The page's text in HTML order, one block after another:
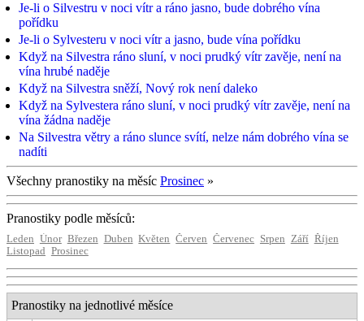
Je-li o Silvestru v noci vítr a ráno jasno, bude dobrého vína
pořídku
Je-li o Sylvesteru v noci vítr a jasno, bude vína pořídku
Když na Silvestra ráno sluní, v noci prudký vítr zavěje, není na
vína hrubé naděje
Když na Silvestra sněží, Nový rok není daleko
Když na Sylvestera ráno sluní, v noci prudký vítr zavěje, není na
vína žádna naděje
Na Silvestra větry a ráno slunce svítí, nelze nám dobrého vína se
nadíti
Všechny pranostiky na měsíc Prosinec »
Pranostiky podle měsíců:
Leden Únor Březen Duben Květen Červen Červenec Srpen Září Říjen
Listopad Prosinec
Pranostiky na jednotlivé měsíce